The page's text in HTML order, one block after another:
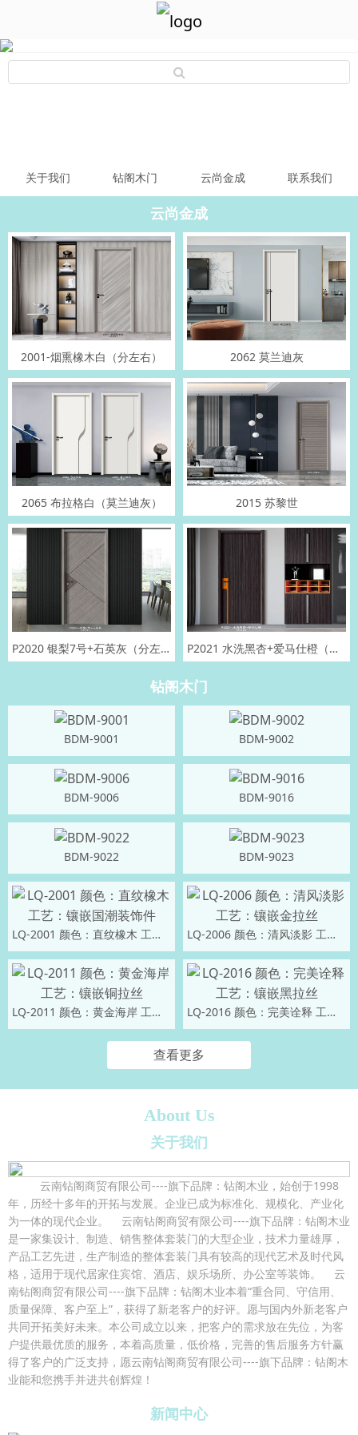
关于我们 钻阁木门 云尚金成 联系我们
云尚金成
2001-烟熏橡木白（分左右） 2062 莫兰迪灰
2065 布拉格白（莫兰迪灰） 2015 苏黎世
P2020 银梨7号+石英灰（分左右） P2021 水洗黑杏+爱马仕橙（分左右）
钻阁木门
BDM-9001 BDM-9002
BDM-9006 BDM-9016
BDM-9022 BDM-9023
LQ-2001 颜色：直纹橡木 工艺：镶嵌国潮装饰件 LQ-2006 颜色：清风淡影 工艺：镶嵌金拉丝
LQ-2011 颜色：黄金海岸 工艺：镶嵌铜拉丝 LQ-2016 颜色：完美诠释 工艺：镶嵌黑拉丝
查看更多
About Us
关于我们
云南钻阁商贸有限公司----旗下品牌：钻阁木业，始创于1998
年，历经十多年的开拓与发展。企业已成为标准化、规模化、产业化
为一体的现代企业。 云南钻阁商贸有限公司----旗下品牌：钻阁木业
是一家集设计、制造、销售整体套装门的大型企业，技术力量雄厚，
产品工艺先进，生产制造的整体套装门具有较高的现代艺术及时代风
格，适用于现代居家住宾馆、酒店、娱乐场所、办公室等装饰。 云
南钻阁商贸有限公司----旗下品牌：钻阁木业本着“重合同、守信用、
质量保障、客户至上”，获得了新老客户的好评。愿与国内外新老客户
共同开拓美好未来。本公司成立以来，把客户的需求放在先位，为客
户提供最优质的服务，本着高质量，低价格，完善的售后服务方针赢
得了客户的广泛支持，愿云南钻阁商贸有限公司----旗下品牌：钻阁木
业能和您携手并进共创辉煌！
新闻中心